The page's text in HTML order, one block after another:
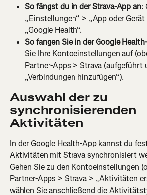
So fängst du in der Strava-App an:
„Einstellungen“ > „App oder Gerät
„Google Health“.
So fangen Sie in der Google
Sie Ihre Kontoeinstellungen auf
Partner-Apps > Strava (aufgeführt
„Verbindungen hinzufügen“).
Auswahl der zu
synchronisierenden
Aktivitäten
In der Google Health-App kannst du
Aktivitäten mit Strava synchronisiert
Gehen Sie zu den Kontoeinstellungen
Partner-Apps > Strava > „Aktivitäten
wählen Sie anschließend die